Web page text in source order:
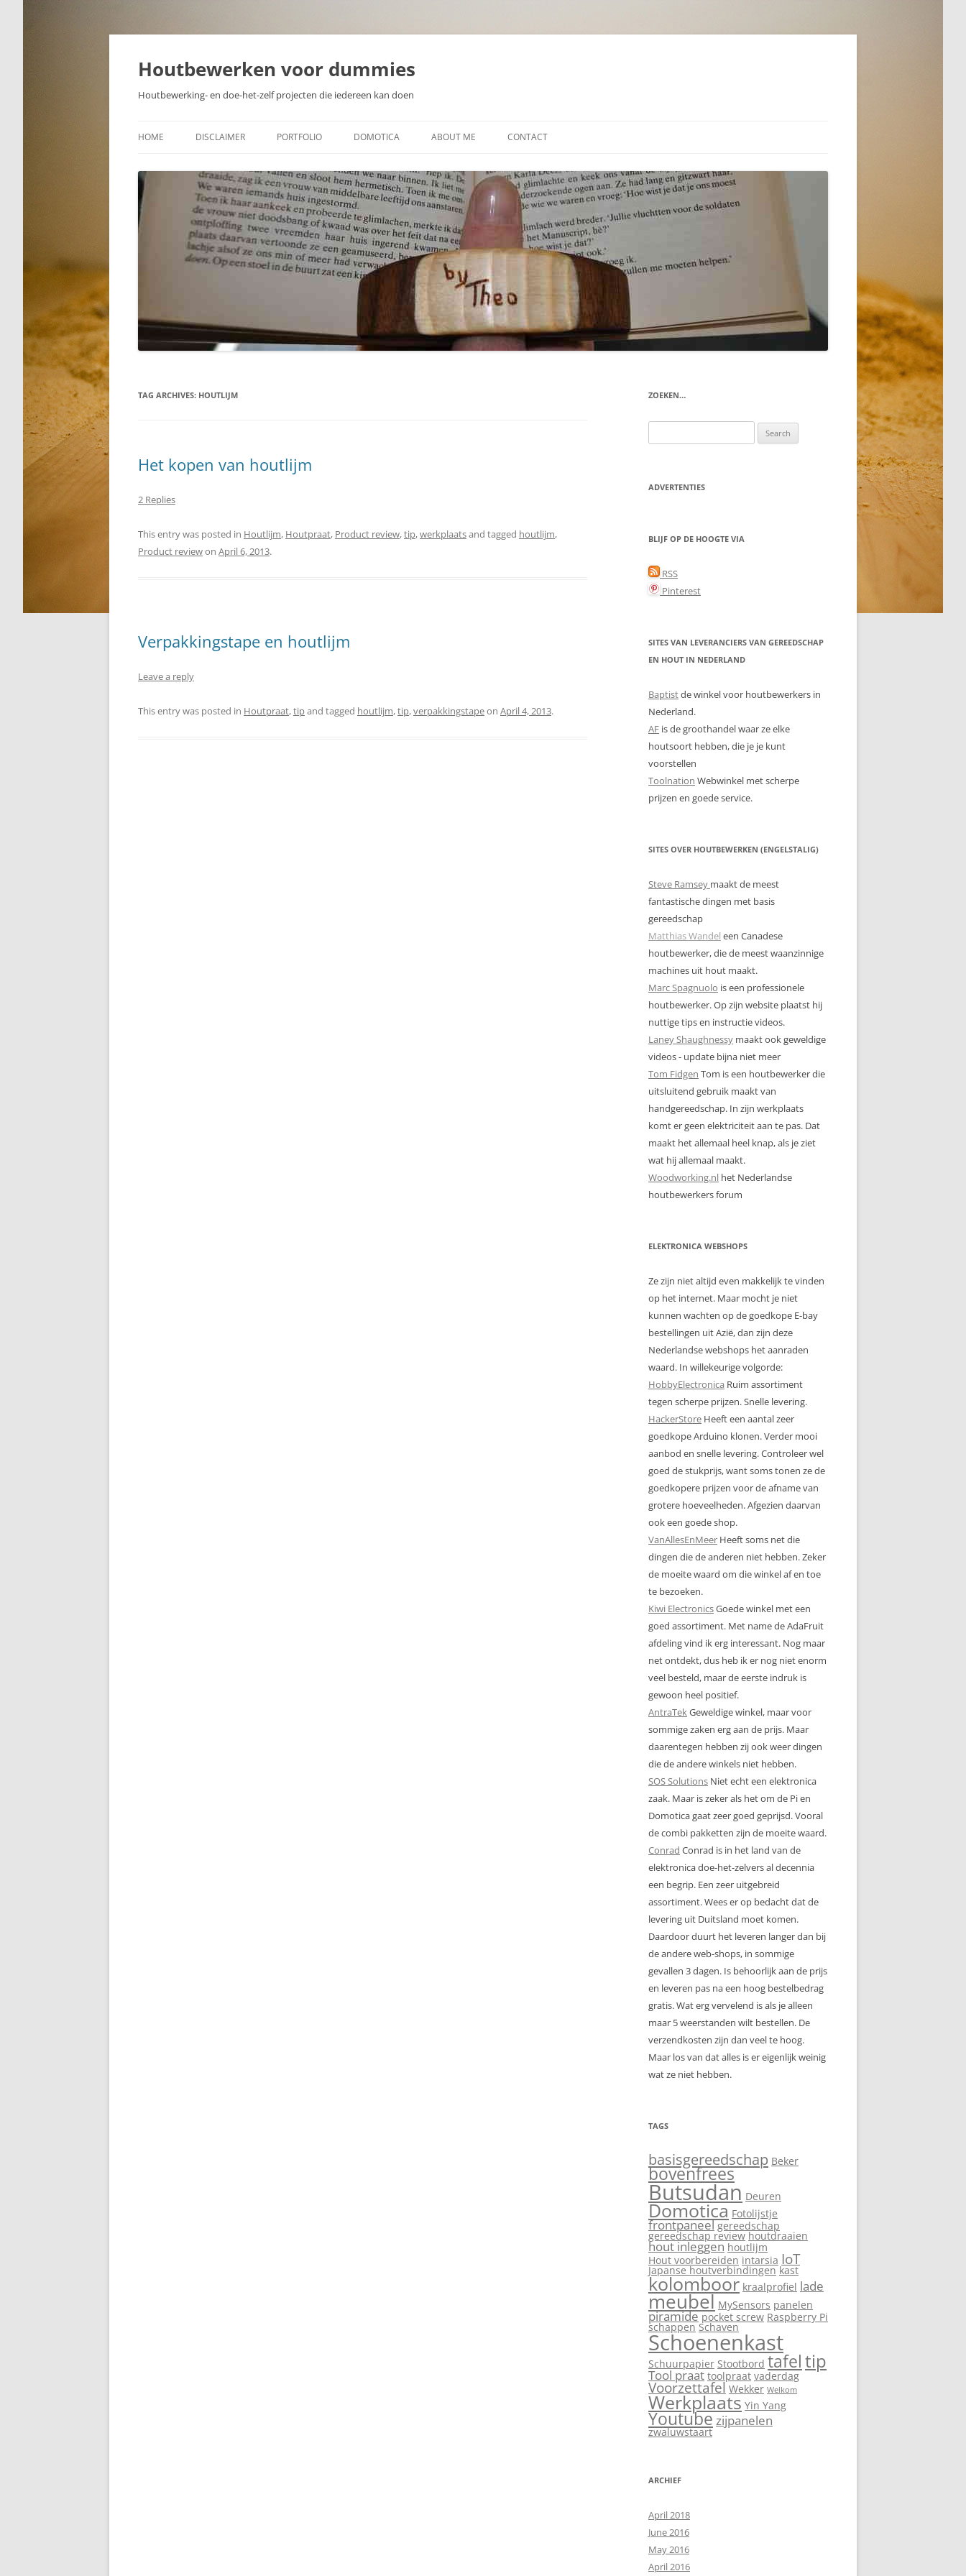
Skip
Houtbewerken voor dummies
Houtbewerking- en doe-het-zelf projecten die iedereen kan doen
HOME DISCLAIMER PORTFOLIO DOMOTICA
EEN DOMOTICA CONTROLLER
KIEZEN
ZELF DOMOTICA SENSOREN EN
ACTUATOREN MAKEN
WAT IS EEN MICROCONTROLLER
SOORTEN SENSOREN
DISPLAYS VOOR DOMOTICA
ABOUT ME CONTACT
TAG ARCHIVES: HOUTLIJM
Het kopen van houtlijm
2 Replies
This entry was posted in Houtlijm, Houtpraat, Product review,tip,werkplaatsand tagged houtlijm,
Product reviewon April 6, 2013.
Verpakkingstape en houtlijm
Leave a reply
This entry was posted in Houtpraat,tipand tagged houtlijm,tip,verpakkingstapeon April 4, 2013.
ZOEKEN…
for:
ADVERTENTIES
BLIJF OP DE HOOGTE VIA
RSS
Pinterest
SITES VAN LEVERANCIERS VAN GEREEDSCHAP
EN HOUT IN NEDERLAND
Baptistde winkel voor houtbewerkers in
Nederland.
AF is de groothandel waar ze elke
houtsoort hebben, die je je kunt
voorstellen
Toolnation Webwinkel met scherpe
prijzen en goede service.
SITES OVER HOUTBEWERKEN (ENGELSTALIG)
Steve Ramsey maakt de meest
fantastische dingen met basis
gereedschap
Matthias Wandel een Canadese
houtbewerker, die de meest waanzinnige
machines uit hout maakt.
Marc Spagnuolo is een professionele
houtbewerker. Op zijn website plaatst hij
nuttige tips en instructie videos.
Laney Shaughnessy maakt ook geweldige
videos - update bijna niet meer
Tom Fidgen Tom is een houtbewerker die
uitsluitend gebruik maakt van
handgereedschap. In zijn werkplaats
komt er geen elektriciteit aan te pas. Dat
maakt het allemaal heel knap, als je ziet
wat hij allemaal maakt.
Woodworking.nl het Nederlandse
houtbewerkers forum
ELEKTRONICA WEBSHOPS
Ze zijn niet altijd even makkelijk te vinden
op het internet. Maar mocht je niet
kunnen wachten op de goedkope E-bay
bestellingen uit Azië, dan zijn deze
Nederlandse webshops het aanraden
waard. In willekeurige volgorde:
HobbyElectronica Ruim assortiment
tegen scherpe prijzen. Snelle levering.
HackerStore Heeft een aantal zeer
goedkope Arduino klonen. Verder mooi
aanbod en snelle levering. Controleer wel
goed de stukprijs, want soms tonen ze de
goedkopere prijzen voor de afname van
grotere hoeveelheden. Afgezien daarvan
ook een goede shop.
VanAllesEnMeer Heeft soms net die
dingen die de anderen niet hebben. Zeker
de moeite waard om die winkel af en toe
te bezoeken.
Kiwi ElectronicsGoede winkel met een
goed assortiment. Met name de AdaFruit
afdeling vind ik erg interessant. Nog maar
net ontdekt, dus heb ik er nog niet enorm
veel besteld, maar de eerste indruk is
gewoon heel positief.
AntraTekGeweldige winkel, maar voor
sommige zaken erg aan de prijs. Maar
daarentegen hebben zij ook weer dingen
die de andere winkels niet hebben.
SOS Solutions Niet echt een elektronica
zaak. Maar is zeker als het om de Pi en
Domotica gaat zeer goed geprijsd. Vooral
de combi pakketten zijn de moeite waard.
Conrad Conrad is in het land van de
elektronica doe-het-zelvers al decennia
een begrip. Een zeer uitgebreid
assortiment. Wees er op bedacht dat de
levering uit Duitsland moet komen.
Daardoor duurt het leveren langer dan bij
de andere web-shops, in sommige
gevallen 3 dagen. Is behoorlijk aan de prijs
en leveren pas na een hoog bestelbedrag
gratis. Wat erg vervelend is als je alleen
maar 5 weerstanden wilt bestellen. De
verzendkosten zijn dan veel te hoog.
Maar los van dat alles is er eigenlijk weinig
wat ze niet hebben.
TAGS
basisgereedschap Beker
bovenfrees
Butsudan Deuren
Domotica Fotolijstje
frontpaneel gereedschap
gereedschap review houtdraaien
hout inleggen houtlijm
Hout voorbereiden intarsia IoT
Japanse houtverbindingen kast
kolomboor kraalprofiel lade
meubel MySensors panelen
piramide pocket screw Raspberry Pi
schappen Schaven
Schoenenkast
Schuurpapier Stootbord tafeltip
Tool praat toolpraat vaderdag
Voorzettafel Wekker Welkom
Werkplaats Yin Yang
Youtubezijpanelen
zwaluwstaart
ARCHIEF
April 2018
June 2016
May 2016
April 2016